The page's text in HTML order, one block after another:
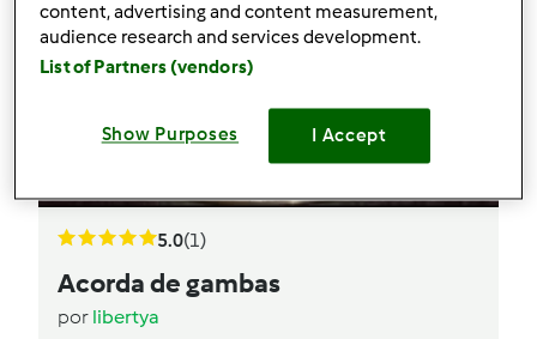
5.0(1)
Acorda de gambas
por libertya
content, advertising and content measurement,
audience research and services development.
List of Partners (vendors)
Show Purposes I Accept